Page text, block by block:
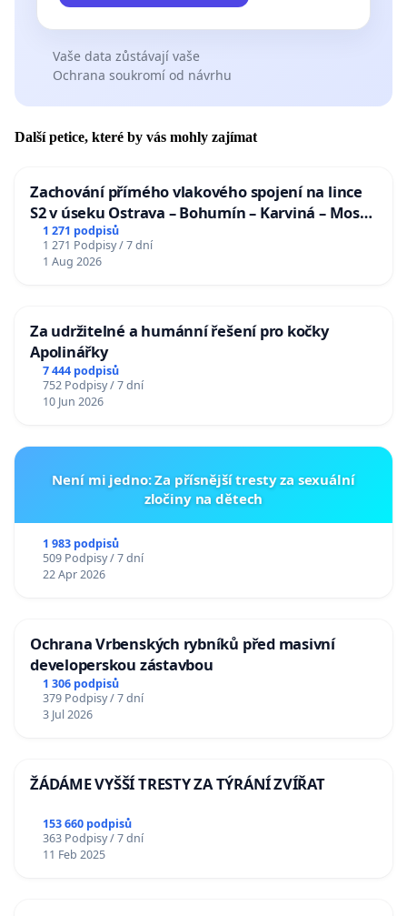
Vaše data zůstávají vaše
Ochrana soukromí od návrhu
Další petice, které by vás mohly zajímat
Zachování přímého vlakového spojení na lince
S2 v úseku Ostrava – Bohumín – Karviná – Mosty
u Jablunkova
1 271 podpisů
1 271 Podpisy / 7 dní
1 Aug 2026
Za udržitelné a humánní řešení pro kočky
Apolinářky
7 444 podpisů
752 Podpisy / 7 dní
10 Jun 2026
Není mi jedno: Za přísnější tresty za sexuální
zločiny na dětech
1 983 podpisů
509 Podpisy / 7 dní
22 Apr 2026
Ochrana Vrbenských rybníků před masivní
developerskou zástavbou
1 306 podpisů
379 Podpisy / 7 dní
3 Jul 2026
ŽÁDÁME VYŠŠÍ TRESTY ZA TÝRÁNÍ ZVÍŘAT
153 660 podpisů
363 Podpisy / 7 dní
11 Feb 2025